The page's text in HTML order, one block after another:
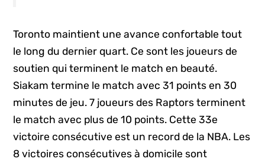
Toronto maintient une avance confortable tout
le long du dernier quart. Ce sont les joueurs de
soutien qui terminent le match en beauté.
Siakam termine le match avec 31 points en 30
minutes de jeu. 7 joueurs des Raptors terminent
le match avec plus de 10 points. Cette 33e
victoire consécutive est un record de la NBA. Les
8 victoires consécutives à domicile sont